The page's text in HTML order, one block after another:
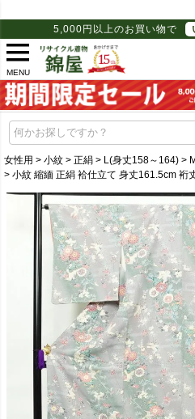
5,000円以上のお買い物で
MENU
女性用 小紋 正絹 L(身丈158～164)
小紋 縮緬 正絹 袷仕立て 身丈161.5cm 裄